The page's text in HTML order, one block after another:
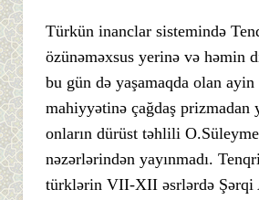
Türkün inanclar sistemində
özünəməxsus yerinə və həmin
bu gün də yaşamaqda olan
mahiyyətinə çağdaş prizmadan
onların dürüst təhlili
nəzərlərindən yayınmadı.
türklərin VII-XII əsrlərdə Şərqi